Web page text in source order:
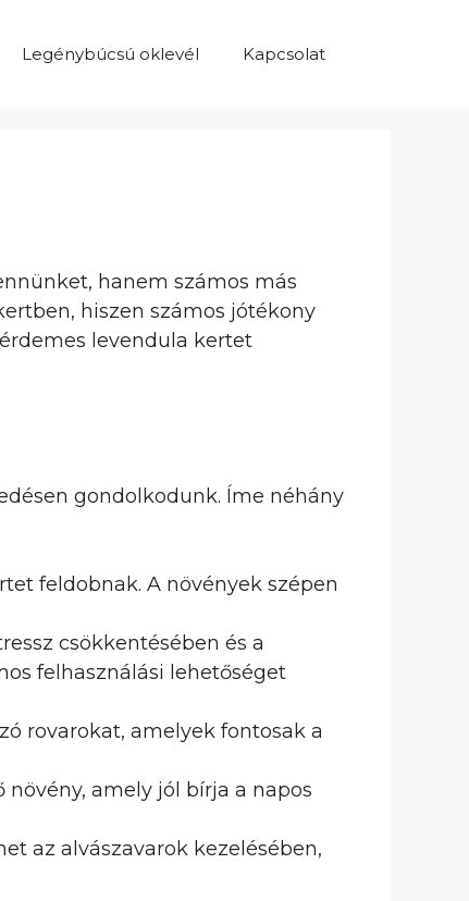
Legénybúcsú oklevél Kapcsolat
hanem számos más
hiszen számos jótékony
levendula kertet
gondolkodunk. Íme néhány
feldobnak. A növények szépen
csökkentésében és a
felhasználási lehetőséget
rovarokat, amelyek fontosak a
amely jól bírja a napos
az alvászavarok kezelésében,